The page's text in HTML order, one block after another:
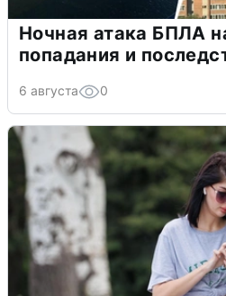
Ночная атака БПЛА
попадания и
6 августа 0